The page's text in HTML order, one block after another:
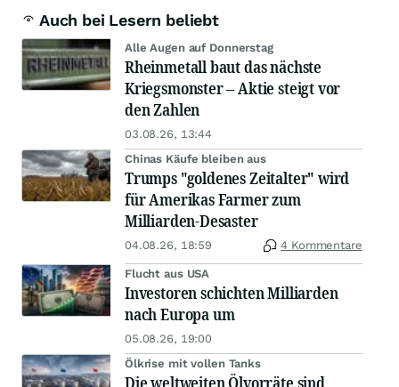
Auch bei Lesern beliebt
Alle Augen auf Donnerstag
Rheinmetall baut das nächste
Kriegsmonster – Aktie steigt vor
den Zahlen
03.08.26, 13:44
Chinas Käufe bleiben aus
Trumps "goldenes Zeitalter" wird
für Amerikas Farmer zum
Milliarden-Desaster
04.08.26, 18:59 4 Kommentare
Flucht aus USA
Investoren schichten Milliarden
nach Europa um
05.08.26, 19:00
Ölkrise mit vollen Tanks